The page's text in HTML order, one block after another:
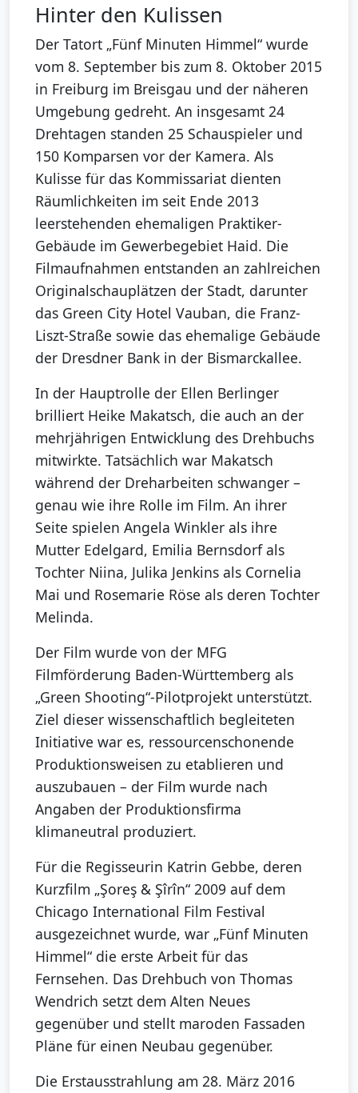
Hinter den Kulissen
Der Tatort „Fünf Minuten Himmel“ wurde
vom 8. September bis zum 8. Oktober 2015
in Freiburg im Breisgau und der näheren
Umgebung gedreht. An insgesamt 24
Drehtagen standen 25 Schauspieler und
150 Komparsen vor der Kamera. Als
Kulisse für das Kommissariat dienten
Räumlichkeiten im seit Ende 2013
leerstehenden ehemaligen Praktiker-
Gebäude im Gewerbegebiet Haid. Die
Filmaufnahmen entstanden an zahlreichen
Originalschauplätzen der Stadt, darunter
das Green City Hotel Vauban, die Franz-
Liszt-Straße sowie das ehemalige Gebäude
der Dresdner Bank in der Bismarckallee.
In der Hauptrolle der Ellen Berlinger
brilliert Heike Makatsch, die auch an der
mehrjährigen Entwicklung des Drehbuchs
mitwirkte. Tatsächlich war Makatsch
während der Dreharbeiten schwanger –
genau wie ihre Rolle im Film. An ihrer
Seite spielen Angela Winkler als ihre
Mutter Edelgard, Emilia Bernsdorf als
Tochter Niina, Julika Jenkins als Cornelia
Mai und Rosemarie Röse als deren Tochter
Melinda.
Der Film wurde von der MFG
Filmförderung Baden-Württemberg als
„Green Shooting“-Pilotprojekt unterstützt.
Ziel dieser wissenschaftlich begleiteten
Initiative war es, ressourcenschonende
Produktionsweisen zu etablieren und
auszubauen – der Film wurde nach
Angaben der Produktionsfirma
klimaneutral produziert.
Für die Regisseurin Katrin Gebbe, deren
Kurzfilm „Şoreş & Şîrîn“ 2009 auf dem
Chicago International Film Festival
ausgezeichnet wurde, war „Fünf Minuten
Himmel“ die erste Arbeit für das
Fernsehen. Das Drehbuch von Thomas
Wendrich setzt dem Alten Neues
gegenüber und stellt maroden Fassaden
Pläne für einen Neubau gegenüber.
Die Erstausstrahlung am 28. März 2016